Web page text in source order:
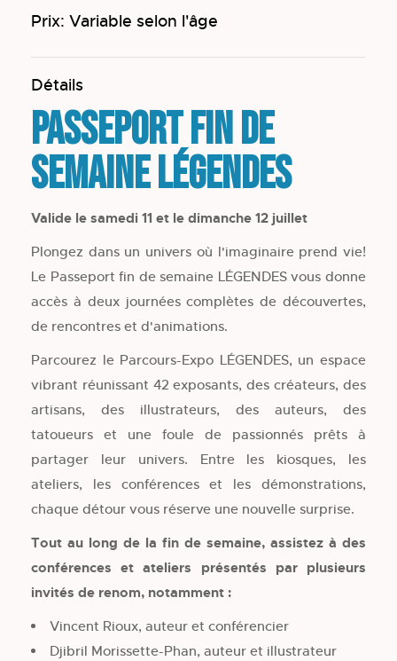
Prix: Variable selon l'âge
Détails
Passeport fin de
semaine LÉGENDES
Valide le samedi 11 et le dimanche 12 juillet
Plongez dans un univers où l'imaginaire prend vie!
Le Passeport fin de semaine LÉGENDES vous donne
accès à deux journées complètes de découvertes,
de rencontres et d'animations.
Parcourez le Parcours-Expo LÉGENDES, un espace
vibrant réunissant 42 exposants, des créateurs, des
artisans, des illustrateurs, des auteurs, des
tatoueurs et une foule de passionnés prêts à
partager leur univers. Entre les kiosques, les
ateliers, les conférences et les démonstrations,
chaque détour vous réserve une nouvelle surprise.
Tout au long de la fin de semaine, assistez à des
conférences et ateliers présentés par plusieurs
invités de renom, notamment :
Vincent Rioux, auteur et conférencier
Djibril Morissette-Phan, auteur et illustrateur